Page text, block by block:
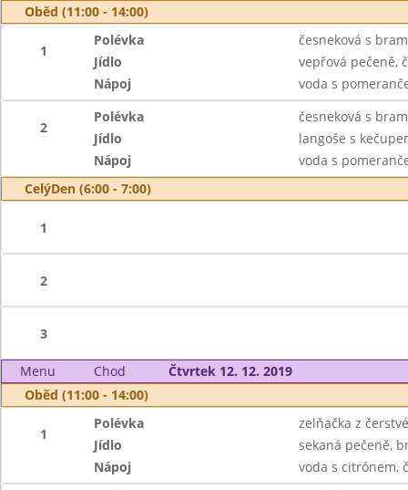
Oběd (11:00 - 14:00)
1
Polévka
česneková s
Jídlo
vepřová pečeně,
Nápoj
voda s
2
Polévka
česneková s
Jídlo
langoše s
Nápoj
voda s
CelýDen (6:00 - 7:00)
1
2
3
Menu Chod
Čtvrtek 12. 12. 2019
Oběd (11:00 - 14:00)
1
Polévka
zelňačka z
Jídlo
sekaná pečeně,
Nápoj
voda s citrónem,